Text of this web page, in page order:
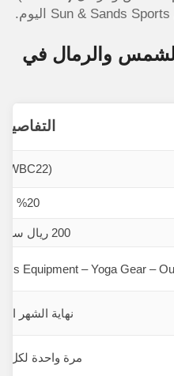
والرمال في
التفاصيل
(WBC22)
%20
200 ريال سعودي
Equipment – Yoga Gear –
نهاية الشهر
مرة واحدة لكل